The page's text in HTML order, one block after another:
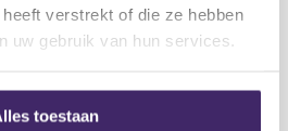
verstrekt of die ze hebben
uw gebruik van hun services.
toestaan
die de sfeer verbetert en
gebouwd om diverse
van een brandende zon tot